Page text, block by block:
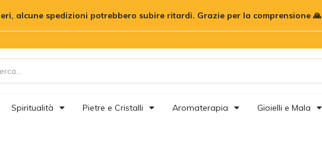
alcune spedizioni potrebbero subire ritardi. Grazie per la comprensione 🙏
Spiritualità Pietre e Cristalli Aromaterapia Gioielli e Mala